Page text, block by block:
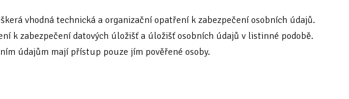
vhodná technická a organizační opatření k zabezpečení osobních údajů.
k zabezpečení datových úložišť a úložišť osobních údajů v listinné podobě.
údajům mají přístup pouze jím pověřené osoby.